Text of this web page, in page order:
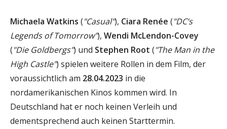
Michaela Watkins ("Casual"), Ciara Renée ("DC’s
Legends of Tomorrow"), Wendi McLendon-Covey
("Die Goldbergs") und Stephen Root ("The Man in the
High Castle") spielen weitere Rollen in dem Film, der
voraussichtlich am 28.04.2023 in die
nordamerikanischen Kinos kommen wird. In
Deutschland hat er noch keinen Verleih und
dementsprechend auch keinen Starttermin.